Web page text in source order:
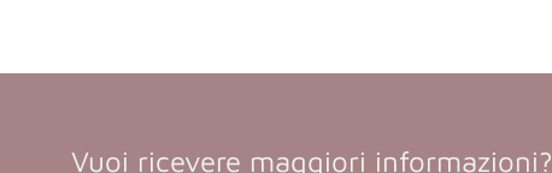
Vuoi ricevere maggiori informazioni?